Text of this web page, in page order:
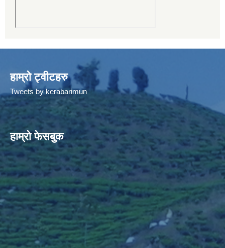
हाम्रो ट्वीटहरु
Tweets by kerabarimun
हाम्रो फेसबुक